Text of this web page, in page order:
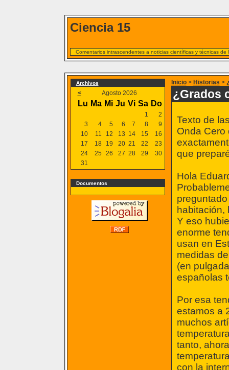
Ciencia 15
Comentarios intrascendentes a noticias científicas y técnicas de
Archivos
< Agosto 2026
Lu Ma Mi Ju Vi Sa Do
1
2
3
4 5 6 7 8
9
10
11 12 13 14 15
16
17
18 19 20 21 22
23
24
25 26 27 28 29
30
31
Documentos
Inicio> Historias >
¿Grados
Texto de
Onda Cero
que
Hola
habitación,
Y eso
enorme
usan en
medidas
(en
españolas
Por esa
estamos a
muchos
tanto,
con la